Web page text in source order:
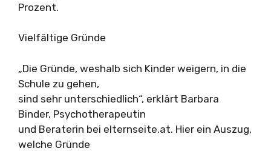
Prozent.
Vielfältige Gründe
„Die Gründe, weshalb sich Kinder weigern, in die
Schule zu gehen,
sind sehr unterschiedlich“, erklärt Barbara
Binder, Psychotherapeutin
und Beraterin bei elternseite.at. Hier ein Auszug,
welche Gründe